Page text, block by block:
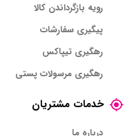
رویه بازگرداندن کالا
پیگیری سفارشات
رهگیری تیپاکس
رهگیری مرسولات پستی
خدمات مشتریان
درباره ما